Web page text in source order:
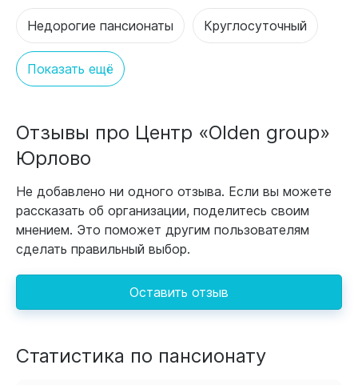
Недорогие пансионаты Круглосуточный
Показать ещё
Отзывы про Центр «Olden group»
Юрлово
Не добавлено ни одного отзыва. Если вы можете
рассказать об организации, поделитесь своим
мнением. Это поможет другим пользователям
сделать правильный выбор.
Оставить отзыв
Статистика по пансионату